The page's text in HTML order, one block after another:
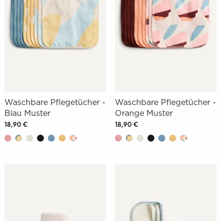
Waschbare Pflegetücher -
Blau Muster
18,90 €
Waschbare Pflegetücher -
Orange Muster
18,90 €